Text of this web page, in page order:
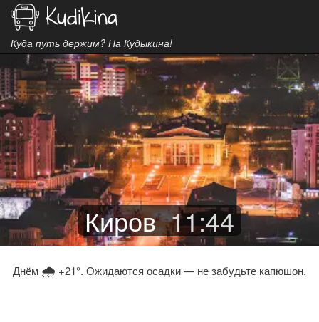
Куда путь держим? На Кудыкина!
Киров 11:44
Днём 🌧 +21°. Ожидаются осадки — не забудьте капюшон.